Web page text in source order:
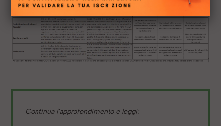
Continua l'approfondimento e leggi: